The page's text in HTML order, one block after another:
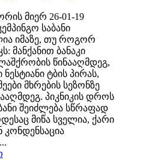
მიერ 26-01-19
საბანი
იმაზე, თუ როგორ
მანქანით ბანაკი
წინააღმდეგ,
ტბის პირას,
მხრების სეზონზე
პიკნიკის დროს
შეიძლება სწრაფად
მიწა სველია, ქარი